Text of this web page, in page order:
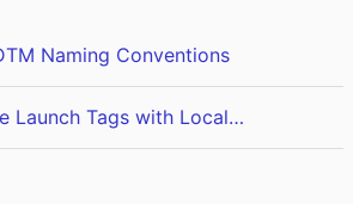
Naming Conventions
Managing Adobe Launch Tags with Local Overrides in Chrome DevTools